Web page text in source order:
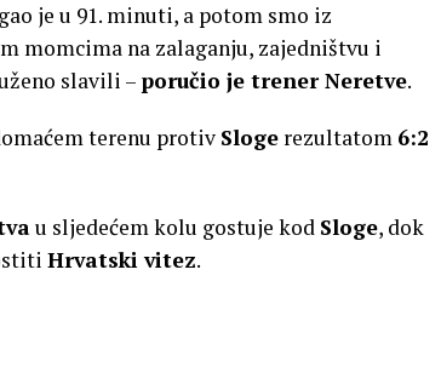
je u 91. minuti, a potom smo iz
momcima na zalaganju, zajedništvu i
slavili – poručio je trener Neretve.
terenu protiv Sloge rezultatom 6:2
u sljedećem kolu gostuje kod Sloge, dok
Hrvatski vitez.